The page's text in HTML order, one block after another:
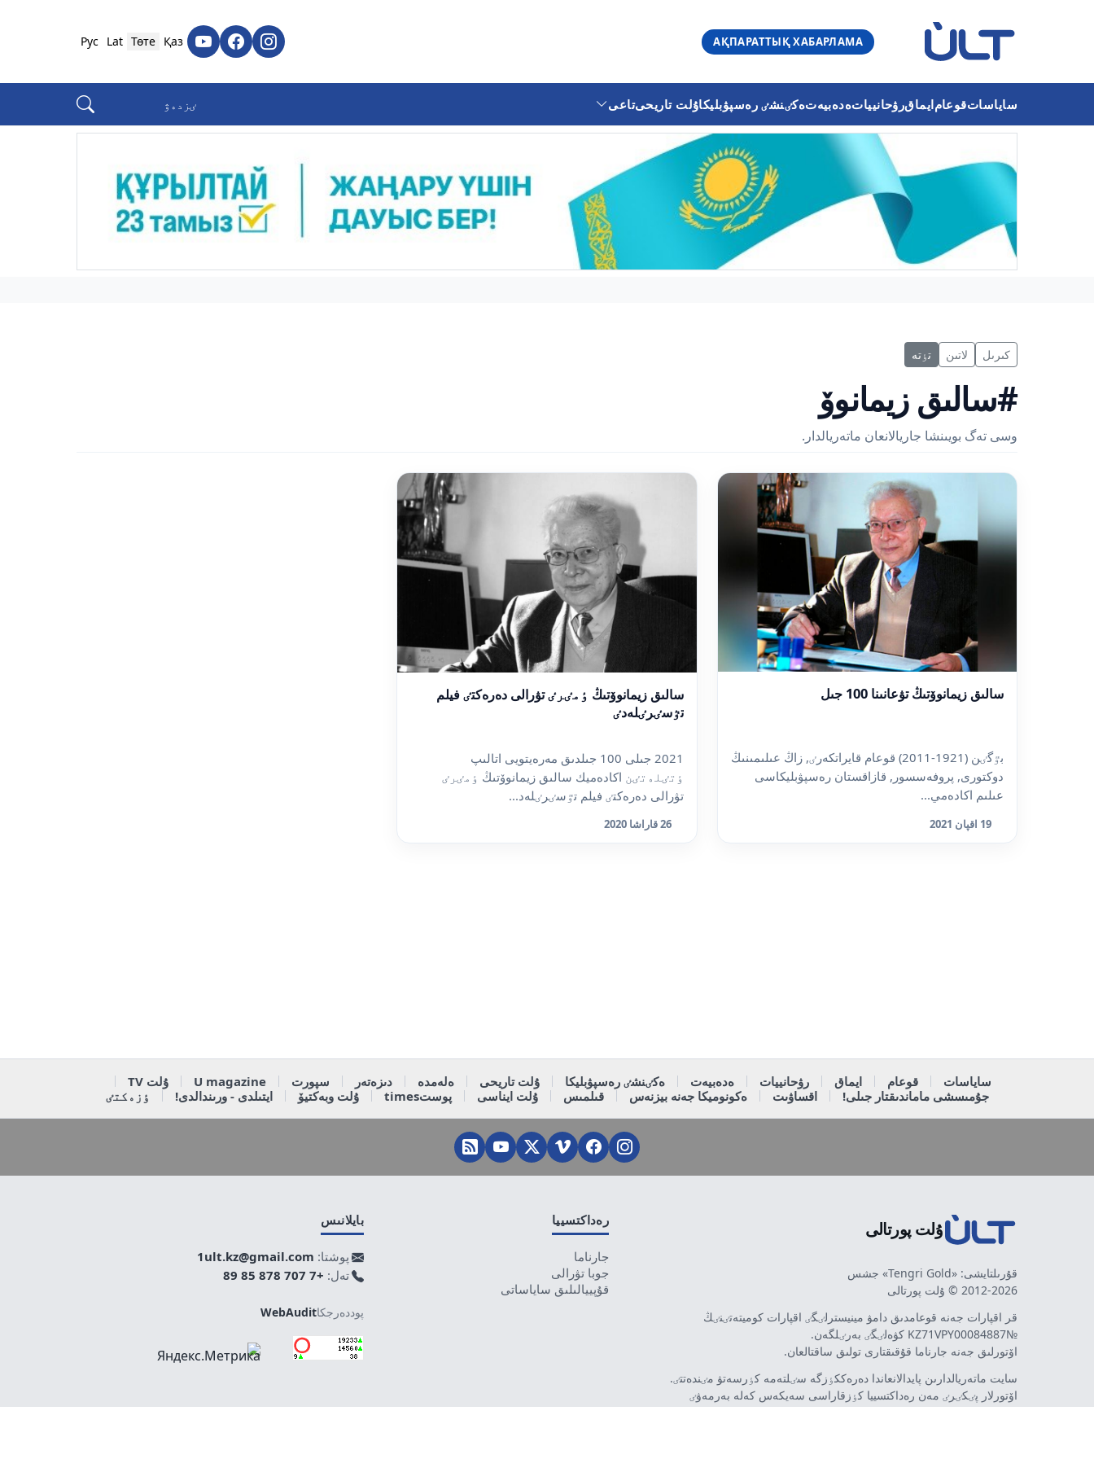
АҚПАРАТТЫҚ ХАБАРЛАМА
Қаз
Төте
Lat
Рус
ساياساتقوعامايماقرۋحانيياتەدەبيەتەكٸنشٸ رەسپۋبليكاۇلت تاريحىتاعى
كىرىل لاتىن تٶتە
#سالىق زيمانوۆ
وسى تەگ بويىنشا جاريالانعان ماتەريالدار.
سالىق زيمانوۆتىڭ تۋعانىنا 100 جىل
بٷگٸن (1921-2011) قوعام قايراتكەرٸ, زاڭ عىلىمىنىڭ
دوكتورى, پروفەسسور, قازاقستان رەسپۋبليكاسى
عىلىم اكادەمي...
19 اقپان 2021
سالىق زيمانوۆتىڭ ٶمٸرٸ تۋرالى دەرەكتٸ فيلم
تٷسٸرٸلەدٸ
2021 جىلى 100 جىلدىق مەرەيتويى اتالىپ
ٶتٸلەتٸن اكادەميك سالىق زيمانوۆتىڭ ٶمٸرٸ
تۋرالى دەرەكتٸ فيلم تٷسٸرٸلەد...
26 قاراشا 2020
ساياسات قوعام ايماق رۋحانييات ەدەبيەت ەكٸنشٸ رەسپۋبليكا ۇلت تاريحى ەلەمدە دىزەتەر سپورت U magazine
ۇلت TV
جۇمىسشى ماماندىقتار جىلى!
اقساۋىت ەكونوميكا جەنە بيزنەس قىلمىس ۇلت ايناسى پوستtimes ۇلت وبەكتيۆ ايتىلدى - ورىندالدى! ٶزەكتٸ
ۇلت پورتالى
قۇرىلتايشى: «Tengri Gold» جشس
2012-2026 © ۇلت پورتالى
قر اقپارات جەنە قوعامدىق دامۋ مينيسترلٸگٸ اقپارات كوميتەتٸنٸڭ
№KZ71VPY00084887 كۋەلٸگٸ بەرٸلگەن.
اۆتورلىق جەنە جارناما قۇقىقتارى تولىق ساقتالعان.
سايت ماتەريالدارىن پايدالانعاندا دەرەككٶزگە سٸلتەمە كٶرسەتۋ مٸندەتتٸ.
اۆتورلار پٸكٸرٸ مەن رەداكتسييا كٶزقاراسى سەيكەس كەلە بەرمەۋٸ
مٷمكٸن. جارناما مەن حابارلاندىرۋلاردىڭ مازمۇنىنا جارناما بەرۋشٸ جاۋاپتى.
رەداكتسييا
جارناما
جوبا تۋرالى
قۇپييالىلىق ساياساتى
بايلانىس
پوشتا: 1ult.kz@gmail.com
تەل: +7 707 878 85 89
پوددەرجكاWebAudit